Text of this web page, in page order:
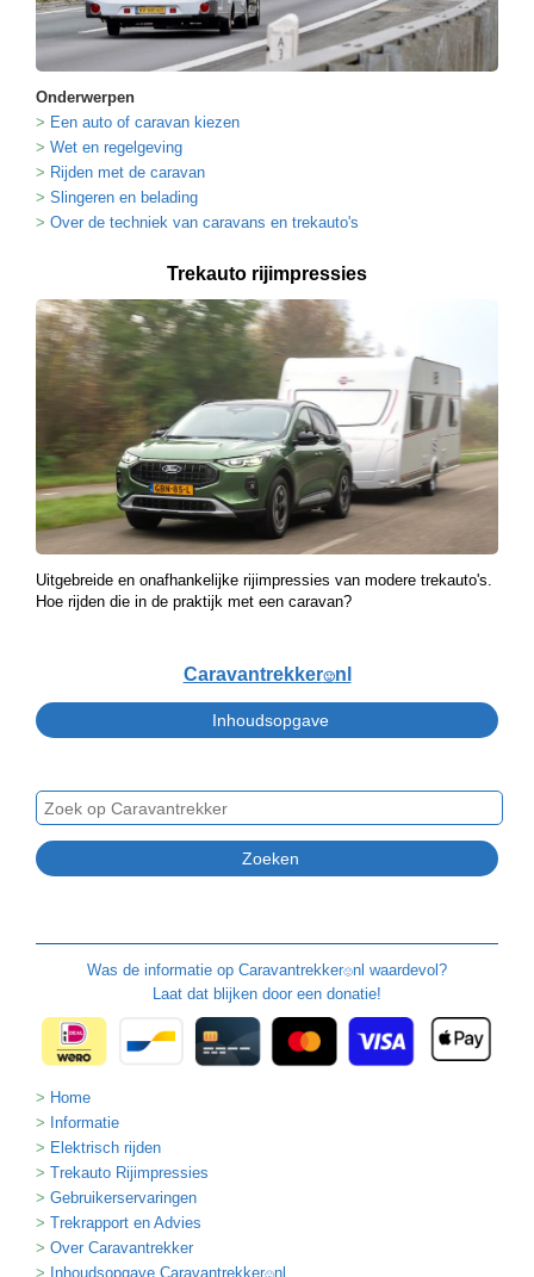
Onderwerpen
Een auto of caravan kiezen
Wet en regelgeving
Rijden met de caravan
Slingeren en belading
Over de techniek van caravans en trekauto's
Trekauto rijimpressies
Uitgebreide en onafhankelijke rijimpressies van modere trekauto's.
Hoe rijden die in de praktijk met een caravan?
Caravantrekker🙂nl
Was de informatie op Caravantrekker🙂nl waardevol?
Laat dat blijken door een donatie!
Home
Informatie
Elektrisch rijden
Trekauto Rijimpressies
Gebruikerservaringen
Trekrapport en Advies
Over Caravantrekker
Inhoudsopgave Caravantrekker nl